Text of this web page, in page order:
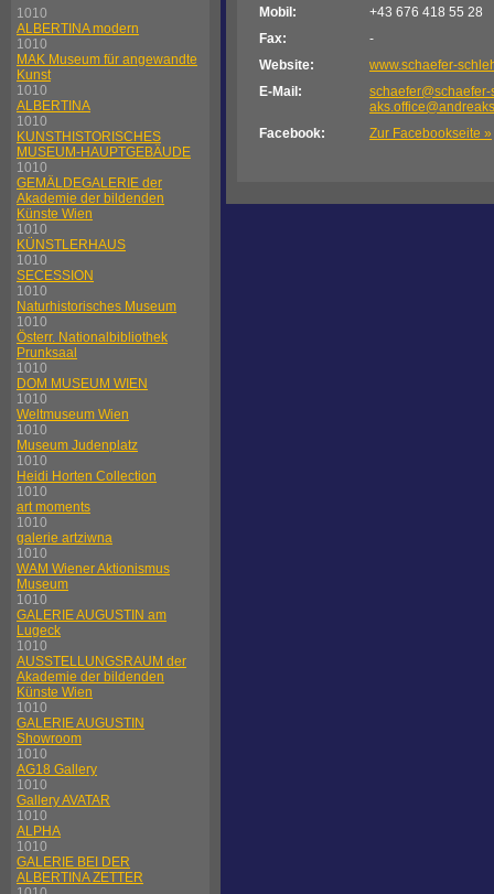
1010
ALBERTINA modern
1010
MAK Museum für angewandte
Kunst
1010
ALBERTINA
1010
KUNSTHISTORISCHES
MUSEUM-HAUPTGEBÄUDE
1010
GEMÄLDEGALERIE der
Akademie der bildenden
Künste Wien
1010
KÜNSTLERHAUS
1010
SECESSION
1010
Naturhistorisches Museum
1010
Österr. Nationalbibliothek
Prunksaal
1010
DOM MUSEUM WIEN
1010
Weltmuseum Wien
1010
Museum Judenplatz
1010
Heidi Horten Collection
1010
art moments
1010
galerie artziwna
1010
WAM Wiener Aktionismus
Museum
1010
GALERIE AUGUSTIN am
Lugeck
1010
AUSSTELLUNGSRAUM der
Akademie der bildenden
Künste Wien
1010
GALERIE AUGUSTIN
Showroom
1010
AG18 Gallery
1010
Gallery AVATAR
1010
ALPHA
1010
GALERIE BEI DER
ALBERTINA ZETTER
Mobil:
+43 676 418 55 28
Fax:
-
Website:
www.schaefer-
E-Mail:
Facebook:
Zur Facebookseite »